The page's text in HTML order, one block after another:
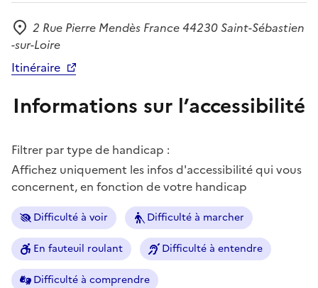
Adresse
2 Rue Pierre Mendès France 44230 Saint-Sébastien
-sur-Loire
Itinéraire
Informations sur l’accessibilité
Filtrer par type de handicap :
Affichez uniquement les infos d'accessibilité qui vous
concernent, en fonction de votre handicap
Difficulté à voir Difficulté à marcher
En fauteuil roulant Difficulté à entendre
Difficulté à comprendre